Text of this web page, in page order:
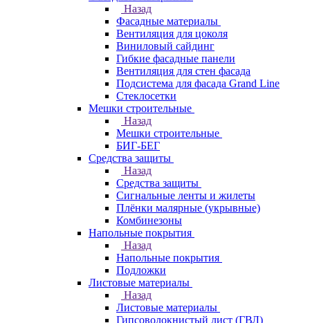
Назад
Фасадные материалы
Вентиляция для цоколя
Виниловый сайдинг
Гибкие фасадные панели
Вентиляция для стен фасада
Подсистема для фасада Grand Line
Стеклосетки
Мешки строительные
Назад
Мешки строительные
БИГ-БЕГ
Средства защиты
Назад
Средства защиты
Сигнальные ленты и жилеты
Плёнки малярные (укрывные)
Комбинезоны
Напольные покрытия
Назад
Напольные покрытия
Подложки
Листовые материалы
Назад
Листовые материалы
Гипсоволокнистый лист (ГВЛ)